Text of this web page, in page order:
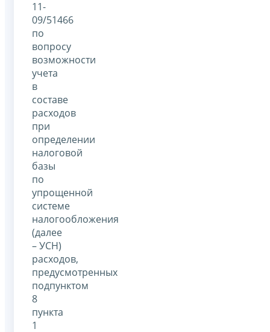
11-
09/51466
по
вопросу
возможности
учета
в
составе
расходов
при
определении
налоговой
базы
по
упрощенной
системе
налогообложения
(далее
– УСН)
расходов,
предусмотренных
подпунктом
8
пункта
1